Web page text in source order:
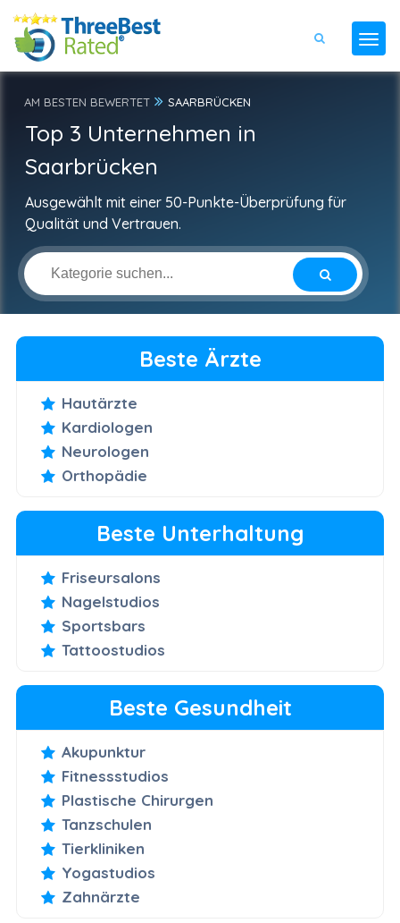
AM BESTEN BEWERTET SAARBRÜCKEN
Top 3 Unternehmen in
Saarbrücken
Ausgewählt mit einer 50-Punkte-Überprüfung für
Qualität und Vertrauen.
Beste Ärzte
Hautärzte
Kardiologen
Neurologen
Orthopädie
Beste Unterhaltung
Friseursalons
Nagelstudios
Sportsbars
Tattoostudios
Beste Gesundheit
Akupunktur
Fitnessstudios
Plastische Chirurgen
Tanzschulen
Tierkliniken
Yogastudios
Zahnärzte